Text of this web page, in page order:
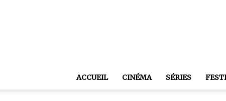
ACCUEIL CINÉMA SÉRIES